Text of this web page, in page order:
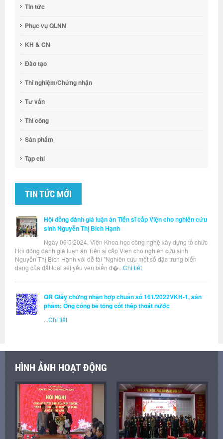
Tin tức
Phục vụ QLNN
KH & CN
Đào tạo
Thí nghiệm/Chứng nhận
Tư vấn
Thi công
Sản phẩm
Tạp chí
TIN TỨC MỚI
Hội đồng đánh giá luận án Tiến sĩ cấp Viện cho nghiên cứu
sinh Nguyễn Thị Bích Hạnh
Ngày 06/5/2024, Viện Khoa học công nghệ xây dựng tổ chức
Hội đồng đánh giá luận án Tiến sĩ cấp Viện cho nghiên cứu sinh
Nguyễn Thị Bích Hạnh với đề tài "Nghiên cứu một số đặc trưng biến
dạng của đất loại sét yếu ven biển đ�... Chi tiết
QR Giấy chứng nhận hợp chuẩn số 161/2022VKH-1, sản
phẩm: Ống cống bê tông cốt thép thoát nước
Chi tiết
HÌNH ẢNH HOẠT ĐỘNG